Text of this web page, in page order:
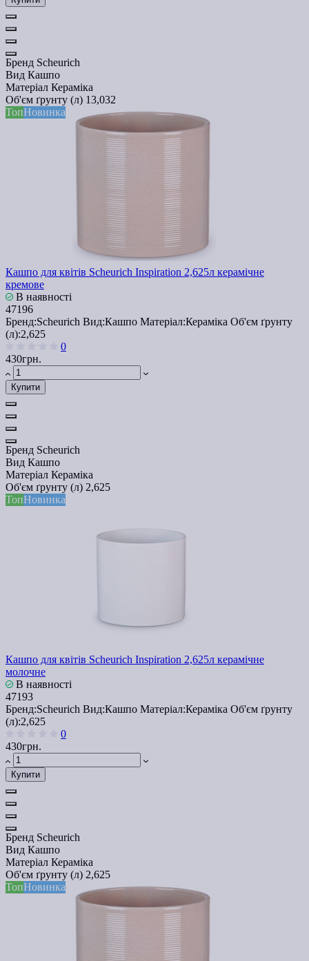
Бренд Scheurich
Вид Кашпо
Матеріал Кераміка
Об'єм ґрунту (л) 13,032
ТопНовинка
Кашпо для квітів Scheurich Inspiration 2,625л керамічне
кремове
В наявності
47196
Бренд:Scheurich Вид:Кашпо Матеріал:Кераміка Об'єм ґрунту
(л):2,625
0
430грн.
Купити
Бренд Scheurich
Вид Кашпо
Матеріал Кераміка
Об'єм ґрунту (л) 2,625
ТопНовинка
Кашпо для квітів Scheurich Inspiration 2,625л керамічне
молочне
В наявності
47193
Бренд:Scheurich Вид:Кашпо Матеріал:Кераміка Об'єм ґрунту
(л):2,625
0
430грн.
Купити
Бренд Scheurich
Вид Кашпо
Матеріал Кераміка
Об'єм ґрунту (л) 2,625
ТопНовинка